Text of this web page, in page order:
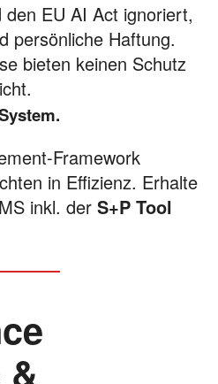
EU AI Act ignoriert,
persönliche Haftung.
bieten keinen Schutz
Framework
in Effizienz. Erhalte
inkl. der S+P Tool
&